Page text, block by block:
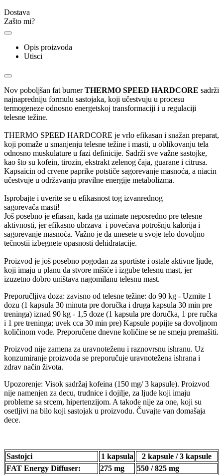
Dostava
Zašto mi?
Opis proizvoda
Utisci
Nov poboljšan fat burnerTHERMO SPEED HARDCORE sadrži
najnapredniju formulu sastojaka, koji učestvuju u procesu
termogeneze odnosno energetskoj transformaciji i u regulaciji
telesne težine.
THERMO SPEED HARDCORE je vrlo efikasan i snažan preparat,
koji pomaže u smanjenju telesne težine i masti, u oblikovanju tela
odnosno muskulature u fazi definicije. Sadrži sve važne sastojke,
kao što su kofein, tirozin, ekstrakt zelenog čaja, guarane i citrusa.
Kapsaicin od crvene paprike potstiče sagorevanje masnoća, a niacin
učestvuje u održavanju pravilne energije metabolizma.
Isprobajte i uverite se u efikasnost tog izvanrednog
sagorevača masti!
Još posebno je efiasan, kada ga uzimate neposredno pre telesne
aktivnosti, jer efikasno ubrzava i povećava potrošnju kalorija i
sagorevanje masnoća. Važno je da unesete u svoje telo dovoljno
tečnostii izbegnete opasnosti dehidratacije.
Proizvod je još posebno pogodan za sportiste i ostale aktivne ljude,
koji imaju u planu da stvore mišiće i izgube telesnu mast, jer
izuzetno dobro uništava nagomilanu telesnu mast.
Preporučljiva doza: zavisno od telesne težine: do 90 kg - Uzmite 1
dozu (1 kapsula 30 minuta pre doručka i druga kapsula 30 min pre
treninga) iznad 90 kg - 1,5 doze (1 kapsula pre doručka, 1 pre ručka
i 1 pre treninga; uvek cca 30 min pre) Kapsule popijte sa dovoljnom
količinom vode. Preporučene dnevne količine se ne smeju premašiti.
Proizvod nije zamena za uravnoteženu i raznovrsnu ishranu. Uz
konzumiranje proizvoda se preporučuje uravnotežena ishrana i
zdrav način života.
Upozorenje: Visok sadržaj kofeina (150 mg/ 3 kapsule). Proizvod
nije namenjen za decu, trudnice i dojilje, za ljude koji imaju
probleme sa srcem, hipertenzijom. A takođe nije za one, koji su
osetljivi na bilo koji sastojak u proizvodu. Čuvajte van domašaja
dece.
Sastojci 1 kapsula
2 kapsule / 3 kapsule
FAT Energy Diffuser:
275 mg
550 / 825 mg